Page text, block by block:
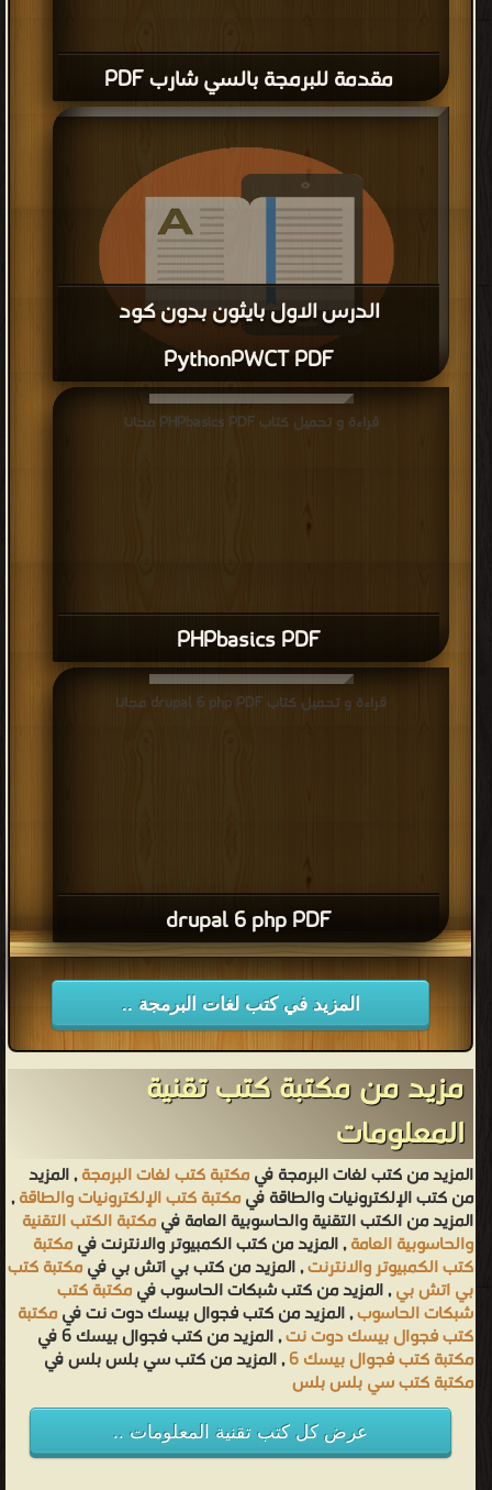
مقدمة للبرمجة بالسي شارب PDF
الدرس الاول بايثون بدون كود
PythonPWCT PDF
قراءة و تحميل كتاب الدرس الاول بايثون بدون كود PythonPWCT
PDF مجانا
PHPbasics PDF
قراءة و تحميل كتاب PHPbasics PDF مجانا
drupal 6 php PDF
قراءة و تحميل كتاب drupal 6 php PDF مجانا
المزيد في كتب لغات البرمجة ..
مزيد من مكتبة كتب تقنية
المعلومات
المزيد من كتب لغات البرمجة فيمكتبة كتب لغات البرمجة, المزيد
من كتب الإلكترونيات والطاقة فيمكتبة كتب الإلكترونيات والطاقة,
المزيد من الكتب التقنية والحاسوبية العامة فيمكتبة الكتب التقنية
والحاسوبية العامة, المزيد من كتب الكمبيوتر والانترنت فيمكتبة
كتب الكمبيوتر والانترنت, المزيد من كتب بي اتش بي فيمكتبة كتب
بي اتش بي, المزيد من كتب شبكات الحاسوب فيمكتبة كتب
شبكات الحاسوب, المزيد من كتب فجوال بيسك دوت نت فيمكتبة
كتب فجوال بيسك دوت نت, المزيد من كتب فجوال بيسك 6 في
مكتبة كتب فجوال بيسك 6 , المزيد من كتب سي بلس بلس في
مكتبة كتب سي بلس بلس
عرض كل كتب تقنية المعلومات ..